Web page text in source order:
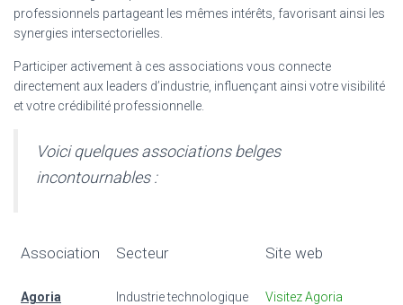
professionnels partageant les mêmes intérêts, favorisant ainsi les
synergies intersectorielles.
Participer activement à ces associations vous connecte
directement aux leaders d’industrie, influençant ainsi votre visibilité
et votre crédibilité professionnelle.
Voici quelques associations belges
incontournables :
Association Secteur Site web
Agoria Industrie technologique Visitez Agoria